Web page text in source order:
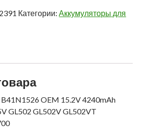
Категории: Аккумуляторы для
B41N1526 OEM 15.2V 4240mAh
GL502 GL502V GL502VT